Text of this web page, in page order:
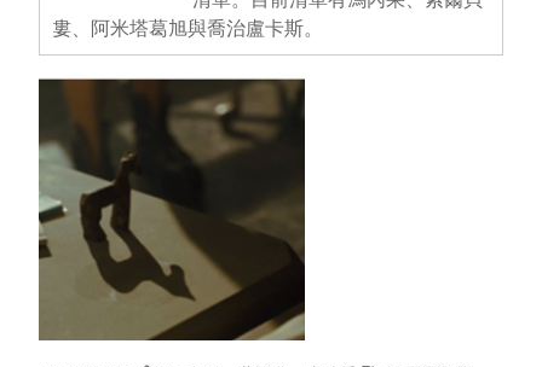
婁、阿米塔葛旭與喬治盧卡斯。